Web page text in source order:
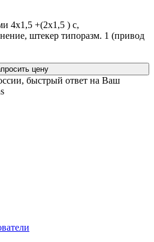
4x1,5 +(2x1,5 ) c,
штекер типоразм. 1 (привод
цену
быстрый ответ на Ваш